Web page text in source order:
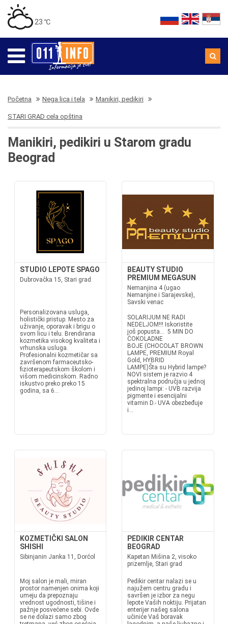
23 ℃
Početna Nega lica i tela Manikiri, pedikiri
STARI GRAD cela opština
Manikiri, pedikiri u Starom gradu
Beograd
STUDIO LEPOTE SPAGO
Dubrovačka 15, Stari grad
Personalizovana usluga,
holistički pristup. Mesto za
uživanje, oporavak i brigu o
svom licu i telu. Brendirana
kozmetika visokog kvaliteta i
vrhunska usluga.
Profesionalni kozmetičar sa
završenom farmaceutsko-
fizioterapeutskom školom i
višom medicinskom. Radno
iskustvo preko preko 15
godina, sa 6...
BEAUTY STUDIO
PREMIUM MEGASUN
Nemanjina 4 (ugao
Nemanjine i Sarajevske),
Savski venac
SOLARIJUM NE RADI
NEDELJOM!!! Iskoristite
još popusta... 5 MIN DO
ČOKOLADNE
BOJE (CHOCOLAT BROWN
LAMPE, PREMIUM Royal
Gold, HYBRID
LAMPE)Šta su Hybrid lampe?
NOVI sistem je razvio 4
spektralna područja u jednoj
jedinoj lampi: - UVB razvija
pigmente i esencijalni
vitamin D.- UVA obezbeđuje
i...
KOZMETIČKI SALON
SHISHI
Sibinjanin Janka 11, Dorćol
Moj salon je mali, miran
prostor namenjen onima koji
umeju da prepoznaju
vrednost ugodnosti, tišine i
pažnje posvećene sebi. Ovde
se ne dolazi samo zbog
PEDIKIR CENTAR
BEOGRAD
Kapetan Mišina 2, visoko
prizemlje, Stari grad
Pedikir centar nalazi se u
najužem centru gradu i
savršen je izbor za negu
lepote Vaših noktiju. Prijatan
enterijer našeg salona
učiniće Vaš boravak